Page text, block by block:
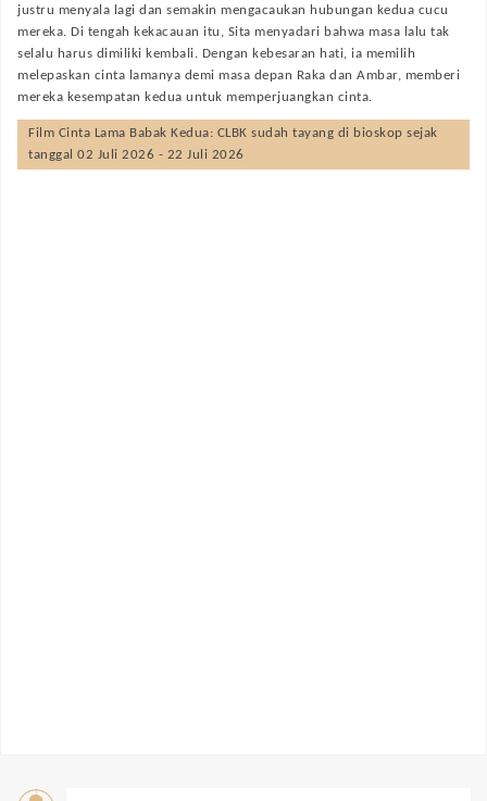
justru menyala lagi dan semakin mengacaukan hubungan kedua cucu
mereka. Di tengah kekacauan itu, Sita menyadari bahwa masa lalu tak
selalu harus dimiliki kembali. Dengan kebesaran hati, ia memilih
melepaskan cinta lamanya demi masa depan Raka dan Ambar, memberi
mereka kesempatan kedua untuk memperjuangkan cinta.
Film Cinta Lama Babak Kedua: CLBK sudah tayang di bioskop sejak
tanggal 02 Juli 2026 - 22 Juli 2026